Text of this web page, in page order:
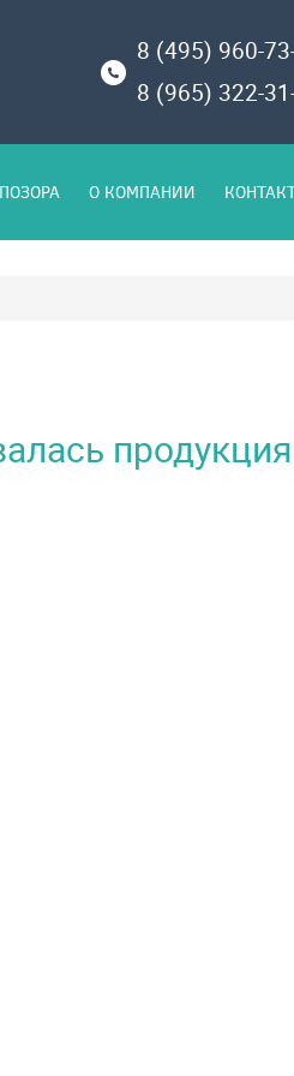
8 (495) 960-
8 (965) 322-
О КОМПАНИИ
продукция